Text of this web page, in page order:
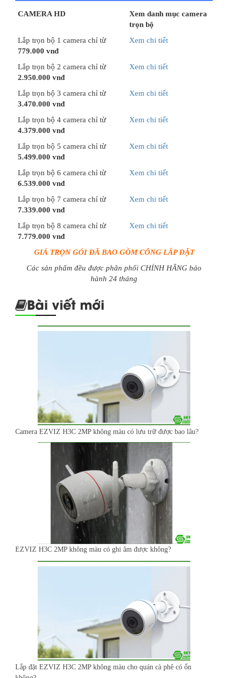
CAMERA HD
Xem danh mục camera
trọn bộ
Lắp trọn bộ 1 camera chỉ từ
779.000 vnđ
Xem chi tiết
Lắp trọn bộ 2 camera chỉ từ
2.950.000 vnđ
Xem chi tiết
Lắp trọn bộ 3 camera chỉ từ
3.470.000 vnđ
Xem chi tiết
Lắp trọn bộ 4 camera chỉ từ
4.379.000 vnđ
Xem chi tiết
Lắp trọn bộ 5 camera chỉ từ
5.499.000 vnđ
Xem chi tiết
Lắp trọn bộ 6 camera chỉ từ
6.539.000 vnđ
Xem chi tiết
Lắp trọn bộ 7 camera chỉ từ
7.339.000 vnđ
Xem chi tiết
Lắp trọn bộ 8 camera chỉ từ
7.779.000 vnđ
Xem chi tiết
GIÁ TRỌN GÓI ĐÃ BAO GỒM CÔNG LẮP ĐẶT
Các sản phẩm đều được phân phối CHÍNH HÃNG bảo
hành 24 tháng
Bài viết mới
Camera EZVIZ H3C 2MP không màu có lưu trữ được bao lâu?
EZVIZ H3C 2MP không màu có ghi âm được không?
Lắp đặt EZVIZ H3C 2MP không màu cho quán cà phê có ổn